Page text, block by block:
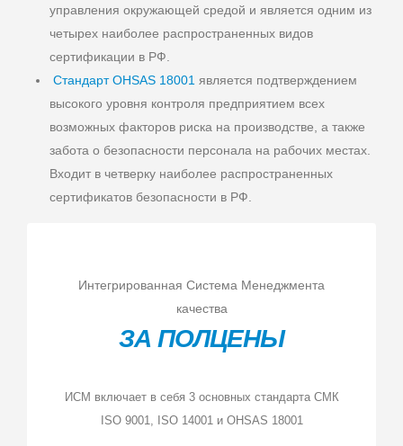
управления окружающей средой и является одним из
четырех наиболее распространенных видов
сертификации в РФ.
Стандарт OHSAS 18001 является подтверждением
высокого уровня контроля предприятием всех
возможных факторов риска на производстве, а также
забота о безопасности персонала на рабочих местах.
Входит в четверку наиболее распространенных
сертификатов безопасности в РФ.
Интегрированная Система Менеджмента
качества
ЗА ПОЛЦЕНЫ
ИСМ включает в себя 3 основных стандарта СМК
ISO 9001, ISO 14001 и OHSAS 18001